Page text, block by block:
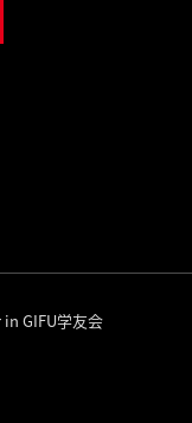
GIFU学友会